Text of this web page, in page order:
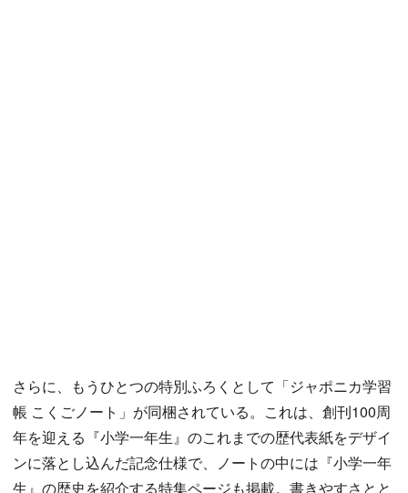
さらに、もうひとつの特別ふろくとして「ジャポニカ学習
帳 こくごノート」が同梱されている。これは、創刊100周
年を迎える『小学一年生』のこれまでの歴代表紙をデザイ
ンに落とし込んだ記念仕様で、ノートの中には『小学一年
生』の歴史を紹介する特集ページも掲載。書きやすさとと